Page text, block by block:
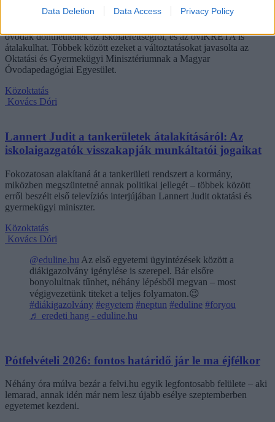
Data Deletion Data Access Privacy Policy
óvodák dönthetnének az iskolaérettségről, és az oviKRÉTA is
átalakulhat. Többek között ezeket a változtatásokat javasolta az
Oktatási és Gyermekügyi Minisztériumnak a Magyar
Óvodapedagógiai Egyesület.
Közoktatás
Kovács Dóri
Lannert Judit a tankerületek átalakításáról: Az
iskolaigazgatók visszakapják munkáltatói jogaikat
Fokozatosan alakítaná át a tankerületi rendszert a kormány,
miközben megszüntetné annak politikai jellegét – többek között
erről beszélt első televíziós interjújában Lannert Judit oktatási és
gyermekügyi miniszter.
Közoktatás
Kovács Dóri
@eduline.hu Az első egyetemi ügyintézések között a
diákigazolvány igénylése is szerepel. Bár elsőre
bonyolultnak tűnhet, néhány lépésből megvan – most
végigvezetünk titeket a teljes folyamaton.😉
#diákigazolvány #egyetem #neptun #eduline #foryou
♬ eredeti hang - eduline.hu
Pótfelvételi 2026: fontos határidő jár le ma éjfélkor
Néhány óra múlva bezár a felvi.hu egyik legfontosabb felülete – aki
lemarad, annak idén már nem lesz újabb esélye szeptemberben
egyetemet kezdeni.